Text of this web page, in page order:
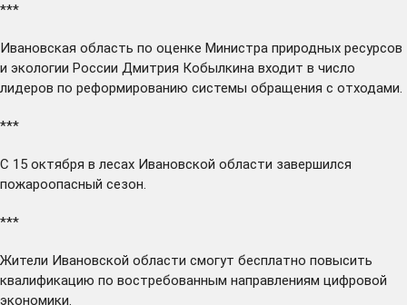
***
Ивановская область по оценке Министра природных ресурсов
и экологии России Дмитрия Кобылкина входит в число
лидеров по реформированию системы обращения с отходами.
***
С 15 октября в лесах Ивановской области завершился
пожароопасный сезон.
***
Жители Ивановской области смогут бесплатно повысить
квалификацию по востребованным направлениям цифровой
экономики.